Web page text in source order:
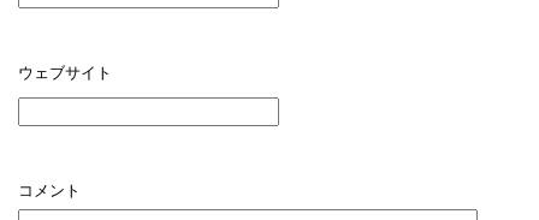
ウェブサイト
コメント